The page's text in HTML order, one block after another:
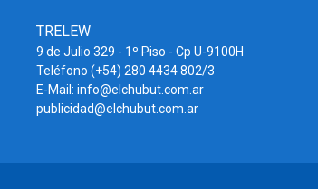
TRELEW
9 de Julio 329 - 1º Piso - Cp U-9100H
Teléfono (+54) 280 4434 802/3
E-Mail: info@elchubut.com.ar
publicidad@elchubut.com.ar